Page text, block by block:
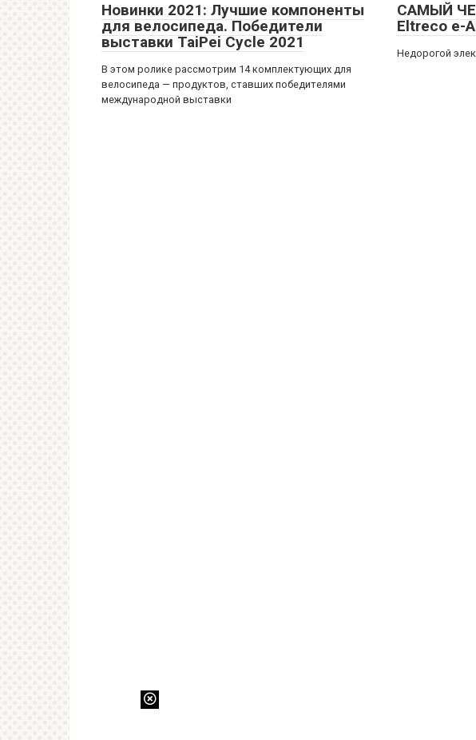
Новинки 2021: Лучшие компоненты
для велосипеда. Победители
выставки TaiPei Cycle 2021
В этом ролике рассмотрим 14 комплектующих для
велосипеда — продуктов, ставших победителями
международной выставки
САМЫЙ
Eltreco e-
Недорогой